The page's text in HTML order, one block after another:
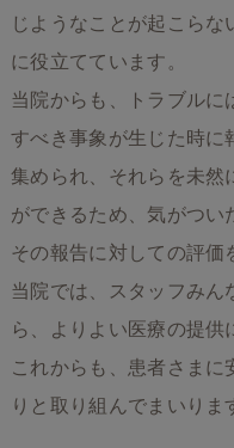
じようなことが起こら
に役立てています。
当院からも、トラブルに
すべき事象が生じた時に
集められ、それらを未然
ができるため、気がつい
その報告に対しての評価
当院では、スタッフみん
ら、よりよい医療の提供
これからも、患者さま
りと取り組んでまいりま